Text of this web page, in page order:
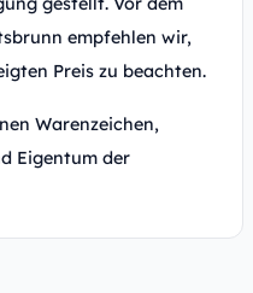
empfehlen wir,
Preis zu beachten.
Warenzeichen,
Eigentum der